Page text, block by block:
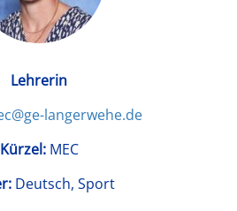
Lehrerin
langerwehe.de
Kürzel: MEC
Deutsch, Sport